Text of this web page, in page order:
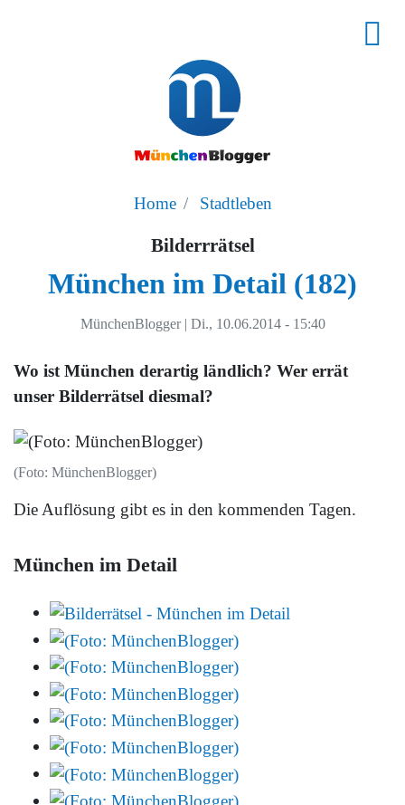
Home Stadtleben
Bilderrrätsel
München im Detail (182)
MünchenBlogger | Di., 10.06.2014 - 15:40
Wo ist München derartig ländlich? Wer errät
unser Bilderrätsel diesmal?
(Foto: MünchenBlogger)
Die Auflösung gibt es in den kommenden Tagen.
München im Detail